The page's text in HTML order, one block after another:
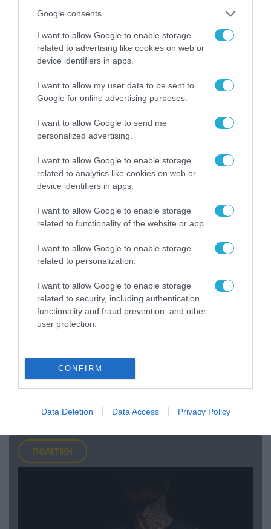
Google consents
I want to allow Google to enable storage
related to advertising like cookies on web or
device identifiers in apps.
I want to allow my user data to be sent to
Google for online advertising purposes.
I want to allow Google to send me
personalized advertising.
I want to allow Google to enable storage
related to analytics like cookies on web or
device identifiers in apps.
I want to allow Google to enable storage
related to functionality of the website or app.
I want to allow Google to enable storage
related to personalization.
I want to allow Google to enable storage
related to security, including authentication
functionality and fraud prevention, and other
user protection.
CONFIRM
Data Deletion Data Access Privacy Policy
07.08.2026 | 19:02
Απετράπη το εγχείρημα Ουκρανών για
αντεπίθεση στο Κολομίγτσι: Δείτε το πριν & το
μετά της προσπάθειάς τους (βίντεο)
07.08.2026 | 20:02
Ο Γιάννης Αλαφούζος «τέλειωσε» τον
Κωνσταντίνο Ζούλα από τον ΣΚΑΪ – Ο λόγος της
απομάκρυνσής του
ΠΟΛΙΤΙΚΗ